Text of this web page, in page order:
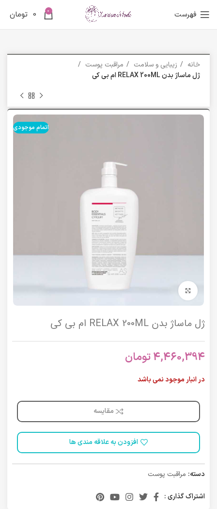
فهرست 0
0 تومان
خانه زیبایی و سلامت
مراقبت پوست
ژل ماساژ بدن RELAX 200ML ام بی کی
اتمام موجودی
برای بزرگنمایی کلیک کنید
ژل ماساژ بدن RELAX 200ML ام بی کی
4,460,394تومان
در انبار موجود نمی باشد
مقایسه
افزودن به علاقه مندی ها
دسته: مراقبت پوست
اشتراک گذاری :